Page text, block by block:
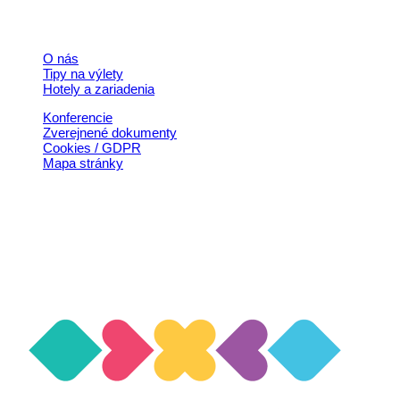
O nás
Tipy na výlety
Hotely a zariadenia
Konferencie
Zverejnené dokumenty
Cookies / GDPR
Mapa stránky